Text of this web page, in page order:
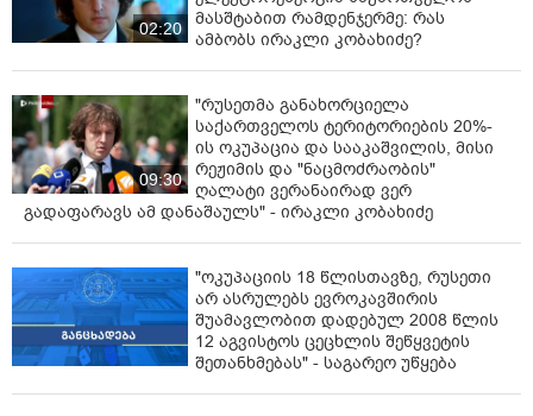
02:20
მასშტაბით რამდენჯერმე: რას
ამბობს ირაკლი კობახიძე?
09:30
"რუსეთმა განახორციელა
საქართველოს ტერიტორიების 20%-
ის ოკუპაცია და სააკაშვილის, მისი
რეჟიმის და "ნაცმოძრაობის"
ღალატი ვერანაირად ვერ
გადაფარავს ამ დანაშაულს" - ირაკლი კობახიძე
"ოკუპაციის 18 წლისთავზე, რუსეთი
არ ასრულებს ევროკავშირის
შუამავლობით დადებულ 2008 წლის
12 აგვისტოს ცეცხლის შეწყვეტის
შეთანხმებას" - საგარეო უწყება